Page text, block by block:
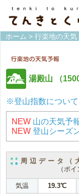
ホーム > 行楽地の天気
湯殿山 （
※登山指数について
NEW 山の天気予
NEW 登山シーズ
周辺データ（
（ポ
気温 19.3℃